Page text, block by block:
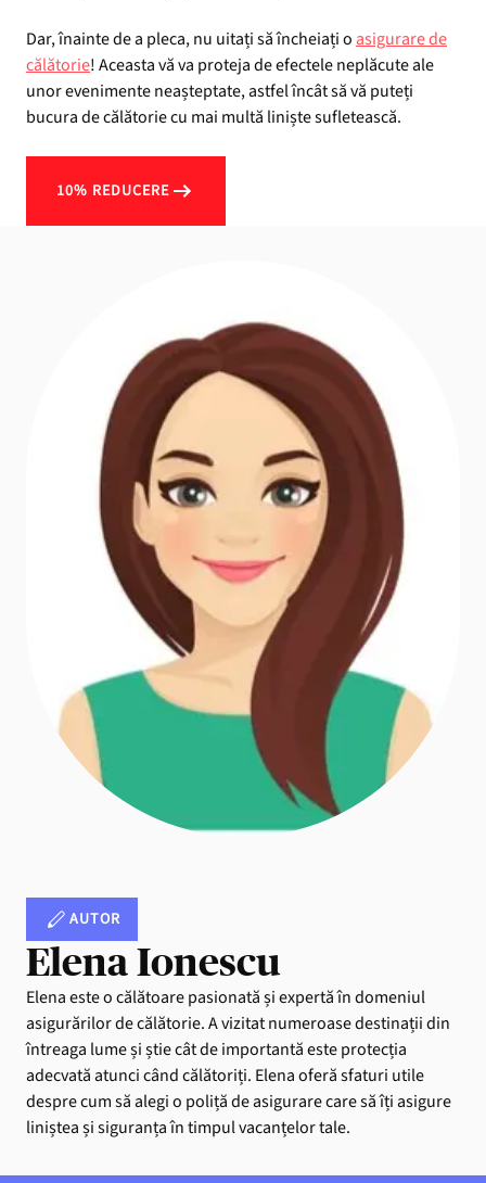
Dar, înainte de a pleca, nu uitați să încheiați o asigurare de
călătorie! Aceasta vă va proteja de efectele neplăcute ale
unor evenimente neașteptate, astfel încât să vă puteți
bucura de călătorie cu mai multă liniște sufletească.
10% REDUCERE
AUTOR
Elena Ionescu
Elena este o călătoare pasionată și expertă în domeniul
asigurărilor de călătorie. A vizitat numeroase destinații din
întreaga lume și știe cât de importantă este protecția
adecvată atunci când călătoriți. Elena oferă sfaturi utile
despre cum să alegi o poliță de asigurare care să îți asigure
liniștea și siguranța în timpul vacanțelor tale.